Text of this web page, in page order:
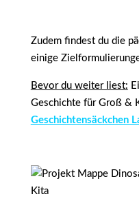
Zudem findest du die
einige
Bevor du weiter liest:
Geschichte für Groß &
Geschichtensäckchen